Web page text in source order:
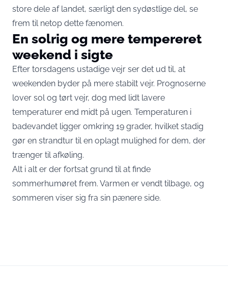
store dele af landet, særligt den sydøstlige del, se
frem til netop dette fænomen.
En solrig og mere tempereret
weekend i sigte
Efter torsdagens ustadige vejr ser det ud til, at
weekenden byder på mere stabilt vejr. Prognoserne
lover sol og tørt vejr, dog med lidt lavere
temperaturer end midt på ugen. Temperaturen i
badevandet ligger omkring 19 grader, hvilket stadig
gør en strandtur til en oplagt mulighed for dem, der
trænger til afkøling.
Alt i alt er der fortsat grund til at finde
sommerhumøret frem. Varmen er vendt tilbage, og
sommeren viser sig fra sin pænere side.